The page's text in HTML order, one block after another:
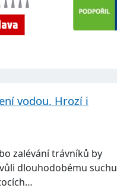
vodou. Hrozí i
zalévání trávníků by
dlouhodobému suchu